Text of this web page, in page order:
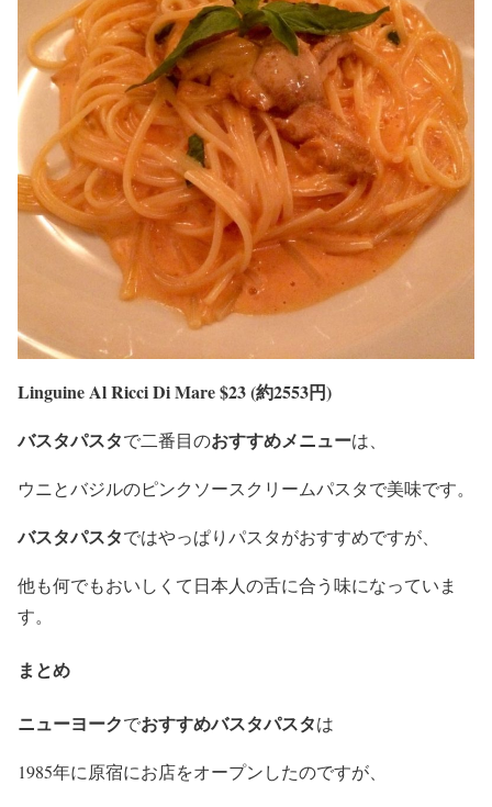
Linguine Al Ricci Di Mare $23 (約2553円)
バスタパスタで二番目のおすすめメニューは、
ウニとバジルのピンクソースクリームパスタで美味です。
バスタパスタではやっぱりパスタがおすすめですが、
他も何でもおいしくて日本人の舌に合う味になっていま
す。
まとめ
ニューヨークでおすすめバスタパスタは
1985年に原宿にお店をオープンしたのですが、